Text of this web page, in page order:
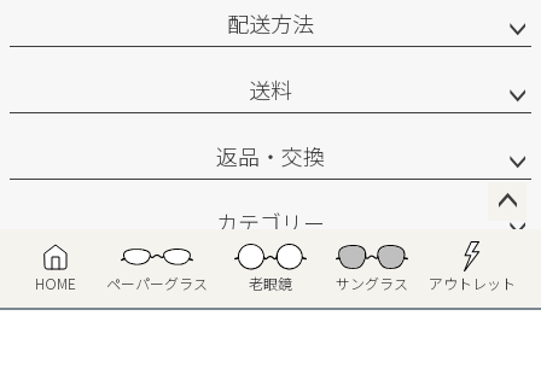
HOME ペーパーグラス 老眼鏡 サングラス アウトレット
ペー
ジト
ップ
配送方法
送料
返品・交換
カテゴリー
マイページ